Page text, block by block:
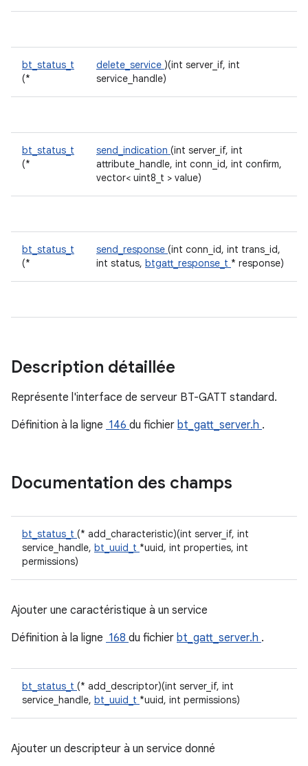
bt_status_t
(*
delete_service )(int server_if, int
service_handle)
bt_status_t
(*
send_indication (int server_if, int
attribute_handle, int conn_id, int confirm,
vector< uint8_t > value)
bt_status_t
(*
send_response (int conn_id, int trans_id,
int status, btgatt_response_t * response)
Description détaillée
Représente l'interface de serveur BT-GATT standard.
Définition à la ligne 146 du fichier bt_gatt_server.h .
Documentation des champs
bt_status_t (* add_characteristic)(int server_if, int
service_handle, bt_uuid_t *uuid, int properties, int
permissions)
Ajouter une caractéristique à un service
Définition à la ligne 168 du fichier bt_gatt_server.h .
bt_status_t (* add_descriptor)(int server_if, int
service_handle, bt_uuid_t *uuid, int permissions)
Ajouter un descripteur à un service donné